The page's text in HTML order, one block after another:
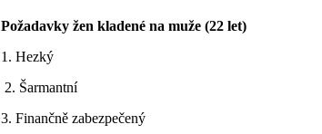
Požadavky žen kladené na muže (22 let)
1. Hezký
2. Šarmantní
3. Finančně zabezpečený